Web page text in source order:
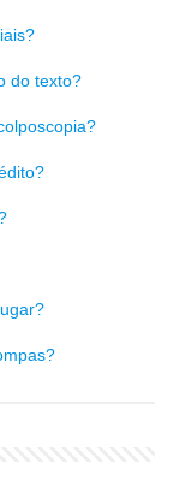
do texto?